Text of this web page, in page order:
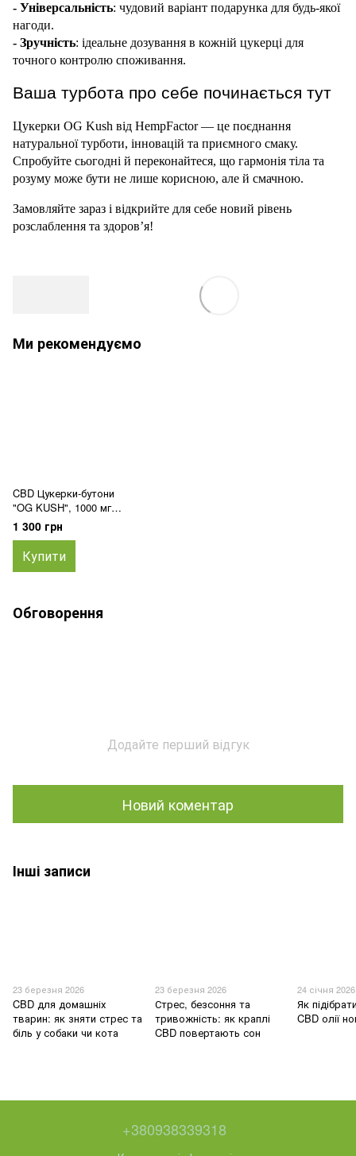
- Універсальність: чудовий варіант подарунка для будь-якої
нагоди.
- Зручність: ідеальне дозування в кожній цукерці для
точного контролю споживання.
Ваша турбота про себе починається тут
Цукерки OG Kush від HempFactor — це поєднання
натуральної турботи, інновацій та приємного смаку.
Спробуйте сьогодні й переконайтеся, що гармонія тіла та
розуму може бути не лише корисною, але й смачною.
Замовляйте зараз і відкрийте для себе новий рівень
розслаблення та здоров’я!
Ми рекомендуємо
CBD Цукерки-бутони
"OG KUSH", 1000 мг
КБД, 10 шт
1 300 грн
Купити
Обговорення
Додайте перший відгук
Новий коментар
Інші записи
23 березня 2026
CBD для домашніх
тварин: як зняти стрес та
біль у собаки чи кота
23 березня 2026
Стрес, безсоння та
тривожність: як краплі
CBD повертають сон
24 січня 2026
Як
CBD олії
+380938339318